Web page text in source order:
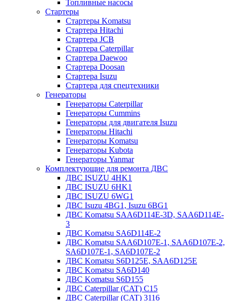
Топливные насосы
Стартеры
Стартеры Komatsu
Стартера Hitachi
Стартера JCB
Стартера Caterpillar
Стартера Daewoo
Стартера Doosan
Стартера Isuzu
Стартера для спецтехники
Генераторы
Генераторы Caterpillar
Генераторы Cummins
Генераторы для двигателя Isuzu
Генераторы Hitachi
Генераторы Komatsu
Генераторы Kubota
Генераторы Yanmar
Комплектующие для ремонта ДВС
ДВС ISUZU 4HK1
ДВС ISUZU 6HK1
ДВС ISUZU 6WG1
ДВС Isuzu 4BG1, Isuzu 6BG1
ДВС Komatsu SAA6D114E-3D, SAA6D114E-
3
ДВС Komatsu SA6D114E-2
ДВС Komatsu SAA6D107E-1, SAA6D107E-2,
SA6D107E-1, SA6D107E-2
ДВС Komatsu S6D125E, SAA6D125E
ДВС Komatsu SA6D140
ДВС Komatsu S6D155
ДВС Caterpillar (CAT) C15
ДВС Caterpillar (CAT) 3116